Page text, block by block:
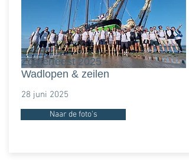
Zomerfeest 2025 -
Wadlopen & zeilen
28 juni 2025
Naar de foto's